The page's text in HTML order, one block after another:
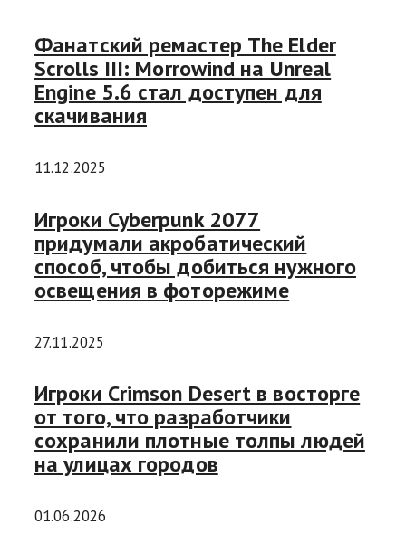
Фанатский ремастер The Elder
Scrolls III: Morrowind на Unreal
Engine 5.6 стал доступен для
скачивания
11.12.2025
Игроки Cyberpunk 2077
придумали акробатический
способ, чтобы добиться нужного
освещения в фоторежиме
27.11.2025
Игроки Crimson Desert в восторге
от того, что разработчики
сохранили плотные толпы людей
на улицах городов
01.06.2026